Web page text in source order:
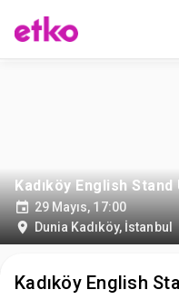
Kadıköy English
29 Mayıs, 17:00
Dunia Kadıköy, İstanbul
Kadıköy English